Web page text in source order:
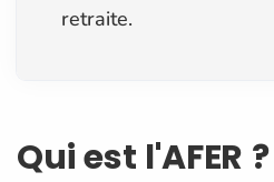
retraite.
Qui est l'AFER ?